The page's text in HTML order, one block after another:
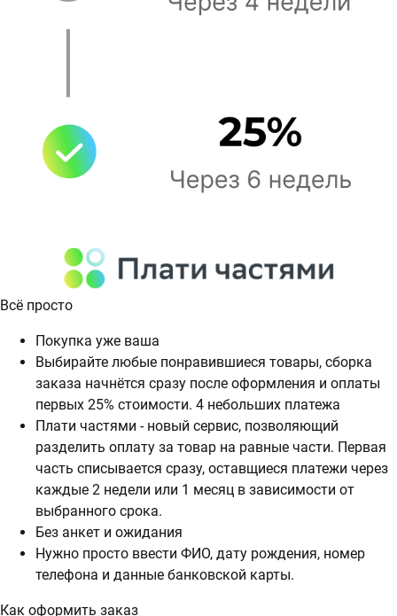
Всё просто
Покупка уже ваша
Выбирайте любые понравившиеся товары, сборка
заказа начнётся сразу после оформления и оплаты
первых 25% стоимости. 4 небольших платежа
Плати частями - новый сервис, позволяющий
разделить оплату за товар на равные части. Первая
часть списывается сразу, оставщиеся платежи через
каждые 2 недели или 1 месяц в зависимости от
выбранного срока.
Без анкет и ожидания
Нужно просто ввести ФИО, дату рождения, номер
телефона и данные банковской карты.
Как оформить заказ